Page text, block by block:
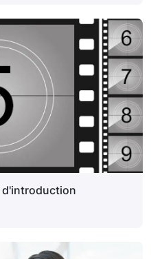
d'introduction